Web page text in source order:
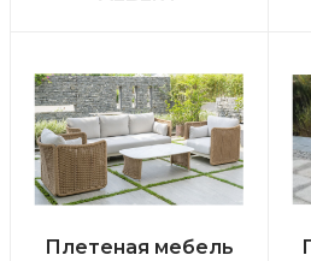
Плетеная мебель